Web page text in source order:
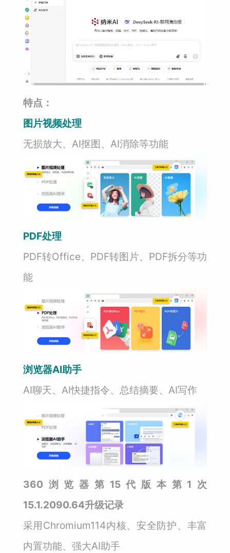
特点：
图片视频处理
无损放大、AI抠图、AI消除等功能
PDF处理
PDF转Office、PDF转图片、PDF拆分等功
能
浏览器AI助手
AI聊天、AI快捷指令、总结摘要、AI写作
360浏览器第15代版本第1次
15.1.2090.64升级记录
采用Chromium114内核、安全防护、丰富
内置功能、强大AI助手